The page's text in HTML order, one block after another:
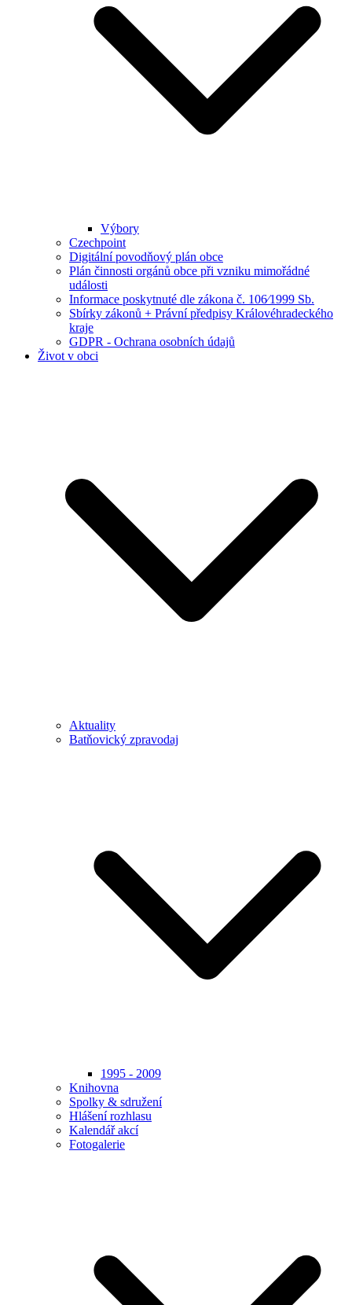
Výbory
Czechpoint
Digitální povodňový plán obce
Plán činnosti orgánů obce při vzniku mimořádné
události
Informace poskytnuté dle zákona č. 106⁄1999 Sb.
Sbírky zákonů + Právní předpisy Královéhradeckého
kraje
GDPR - Ochrana osobních údajů
Život v obci
Aktuality
Batňovický zpravodaj
1995 - 2009
Knihovna
Spolky & sdružení
Hlášení rozhlasu
Kalendář akcí
Fotogalerie